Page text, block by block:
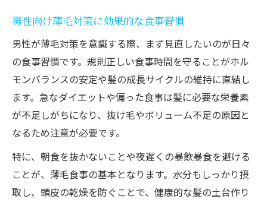
男性向け薄毛対策に効果的な食事習慣
男性が薄毛対策を意識する際、まず見直したいのが日々
の食事習慣です。規則正しい食事時間を守ることがホル
モンバランスの安定や髪の成長サイクルの維持に直結し
ます。急なダイエットや偏った食事は髪に必要な栄養素
が不足しがちになり、抜け毛やボリューム不足の原因と
なるため注意が必要です。
特に、朝食を抜かないことや夜遅くの暴飲暴食を避ける
ことが、薄毛食事の基本となります。水分もしっかり摂
取し、頭皮の乾燥を防ぐことで、健康的な髪の土台作り